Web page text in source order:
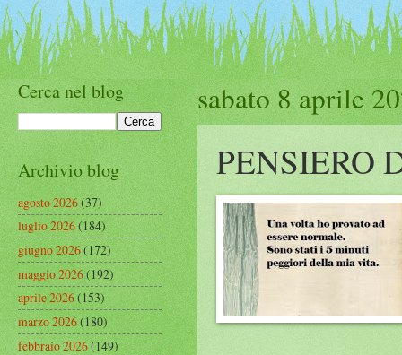
sabato 8 aprile
PENSIERO
Cerca nel blog
Archivio blog
agosto 2026(37)
luglio 2026(184)
giugno 2026(172)
maggio 2026(192)
aprile 2026(153)
marzo 2026(180)
febbraio 2026(149)